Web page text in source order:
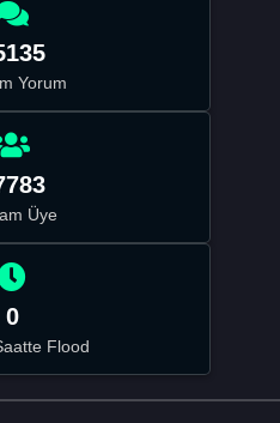
Yorum
Üye
0
Flood